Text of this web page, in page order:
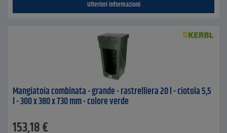
Ulteriori informazioni
Mangiatoia combinata - grande - rastrelliera 20 l - ciotola 5,5
l - 300 x 380 x 730 mm - colore verde
153,18€